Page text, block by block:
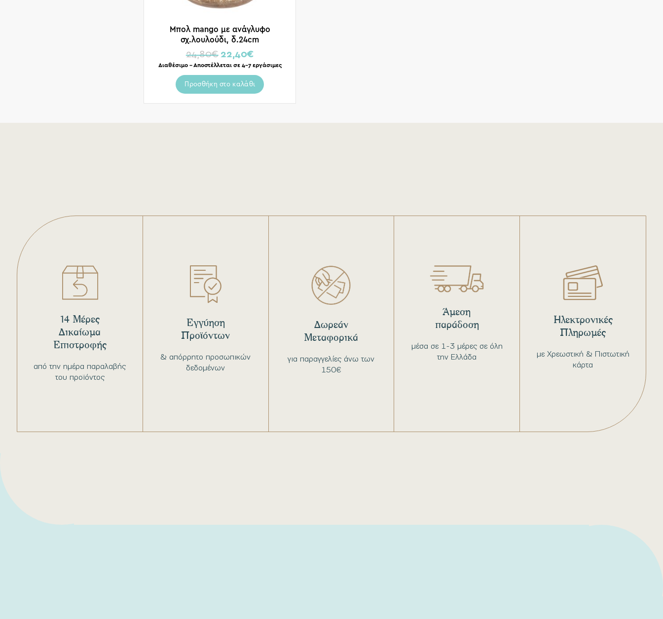
Μπολ mango με ανάγλυφο
σχ.λουλούδι, δ.24cm
24,80€ 22,40€
Διαθέσιμο – Αποστέλλεται σε 4-7 εργάσιμες
Προσθήκη στο καλάθι
από την ημέρα παραλαβής
του προϊόντος
14 Μέρες
Δικαίωμα
Επιστροφής
& απόρρητο προσωπικών
δεδομένων
Εγγύηση
Προϊόντων
για παραγγελίες άνω των
150€
Δωρεάν
Μεταφορικά
μέσα σε 1-3 μέρες σε όλη
την Ελλάδα
Άμεση
παράδοση
με Χρεωστική & Πιστωτική
κάρτα
Ηλεκτρονικές
Πληρωμές